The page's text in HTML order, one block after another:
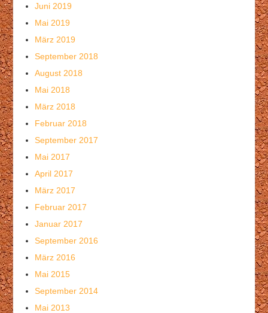
Juni 2019
Mai 2019
März 2019
September 2018
August 2018
Mai 2018
März 2018
Februar 2018
September 2017
Mai 2017
April 2017
März 2017
Februar 2017
Januar 2017
September 2016
März 2016
Mai 2015
September 2014
Mai 2013